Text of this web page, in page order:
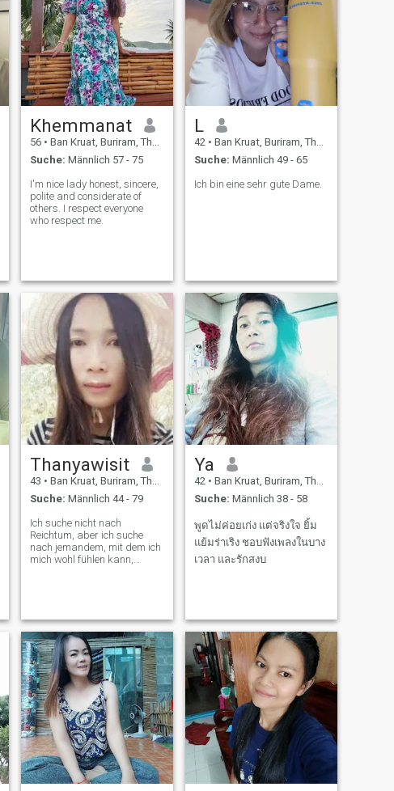
Khemmanat
56 • Ban Kruat, Buriram, Thailand
Suche: Männlich 57 - 75
I'm nice lady honest, sincere,
polite and considerate of
others. I respect everyone
who respect me.
L
42 • Ban Kruat, Buriram, Thailand
Suche: Männlich 49 - 65
Ich bin eine sehr gute Dame.
Thanyawisit
43 • Ban Kruat, Buriram, Thailand
Suche: Männlich 44 - 79
Ich suche nicht nach
Reichtum, aber ich suche
nach jemandem, mit dem ich
mich wohl fühlen kann,
Ya
42 • Ban Kruat, Buriram, Thailand
Suche: Männlich 38 - 58
พูดไม่ค่อยเก่ง แต่จริงใจ ยิ้ม
แย้มร่าเริง ชอบฟังเพลงในบาง
เวลา และรักสงบ